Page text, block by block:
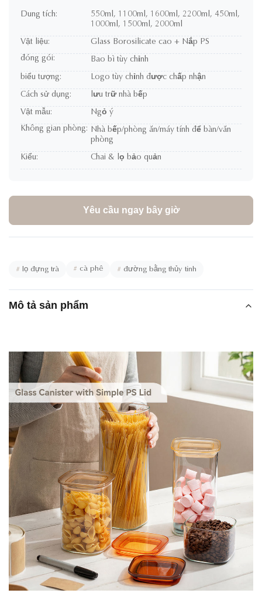
Dung tích:
550ml, 1100ml, 1600ml, 2200ml, 450ml,
1000ml, 1500ml, 2000ml
Vật liệu:
Glass Borosilicate cao + Nắp PS
đóng gói:
Bao bì tùy chỉnh
biểu tượng: Logo tùy chỉnh được chấp nhận
Cách sử dụng: lưu trữ nhà bếp
Vật mẫu:
Ngỏ ý
Không gian phòng: Nhà bếp/phòng ăn/máy tính để bàn/văn
phòng
Kiểu: Chai & lọ bảo quản
Yêu cầu ngay bây giờ
# lọ đựng trà # cà phê # đường bằng thủy tinh
Mô tả sản phẩm